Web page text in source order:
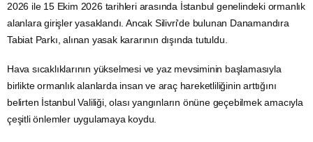
2026 ile 15 Ekim 2026 tarihleri arasında İstanbul genelindeki ormanlık
alanlara girişler yasaklandı. Ancak Silivri'de bulunan Danamandıra
Tabiat Parkı, alınan yasak kararının dışında tutuldu.
Hava sıcaklıklarının yükselmesi ve yaz mevsiminin başlamasıyla
birlikte ormanlık alanlarda insan ve araç hareketliliğinin arttığını
belirten İstanbul Valiliği, olası yangınların önüne geçebilmek amacıyla
çeşitli önlemler uygulamaya koydu.